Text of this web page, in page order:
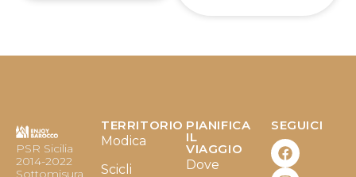
PSR Sicilia
2014-2022
Sottomisura
TERRITORIO
Modica
Scicli
PIANIFICA
IL
VIAGGIO
Dove
SEGUICI
F
a
c
I
n
s
Y
o
u